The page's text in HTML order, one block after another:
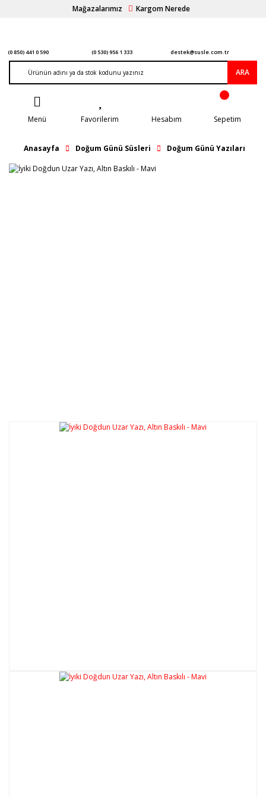
Mağazalarımız Kargom Nerede
(0 850) 441 0 590 (0 530) 956 1 333 destek@susle.com.tr
ARA
Menü Favorilerim Hesabım Sepetim
Anasayfa Doğum Günü Süsleri Doğum Günü Yazıları